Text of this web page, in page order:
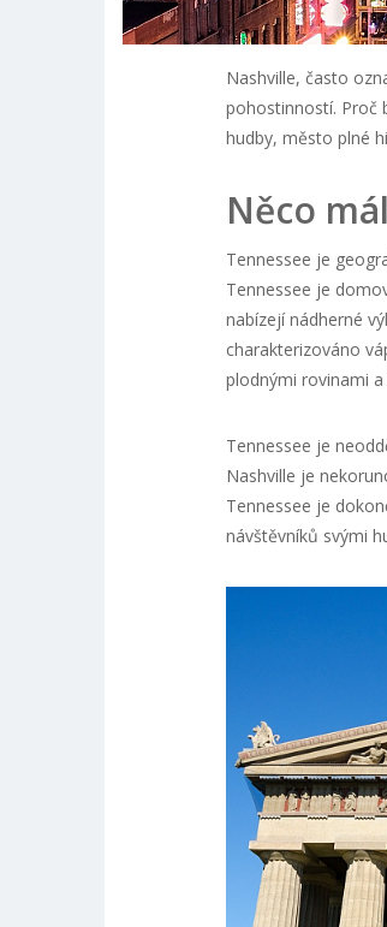
Nashville, často
pohostinností. Proč
hudby, město plné
Něco
Tennessee je
Tennessee je
nabízejí nádherné
charakterizováno
plodnými rovinami
Tennessee je
Nashville je
Tennessee je
návštěvníků svými